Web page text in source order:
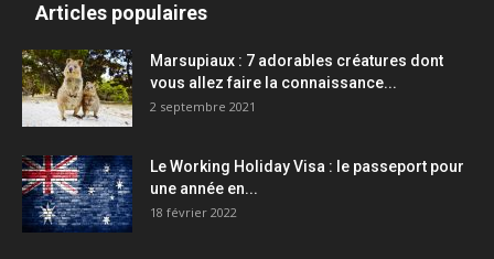
Articles populaires
Marsupiaux : 7 adorables créatures dont
vous allez faire la connaissance...
2 septembre 2021
Le Working Holiday Visa : le passeport pour
une année en...
18 février 2022